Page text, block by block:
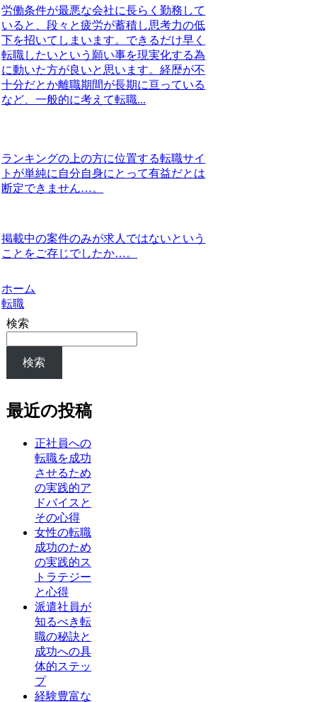
労働条件が最悪な会社に長らく勤務して
いると、段々と疲労が蓄積し思考力の低
下を招いてしまいます。できるだけ早く
転職したいという願い事を現実化する為
に動いた方が良いと思います。経歴が不
十分だとか離職期間が長期に亘っている
など、一般的に考えて転職...
ランキングの上の方に位置する転職サイ
トが単純に自分自身にとって有益だとは
断定できません…。
掲載中の案件のみが求人ではないという
ことをご存じでしたか…。
ホーム
転職
検索
検索
最近の投稿
正社員への
転職を成功
させるため
の実践的ア
ドバイスと
その心得
女性の転職
成功のため
の実践的ス
トラテジー
と心得
派遣社員が
知るべき転
職の秘訣と
成功への具
体的ステッ
プ
経験豊富な